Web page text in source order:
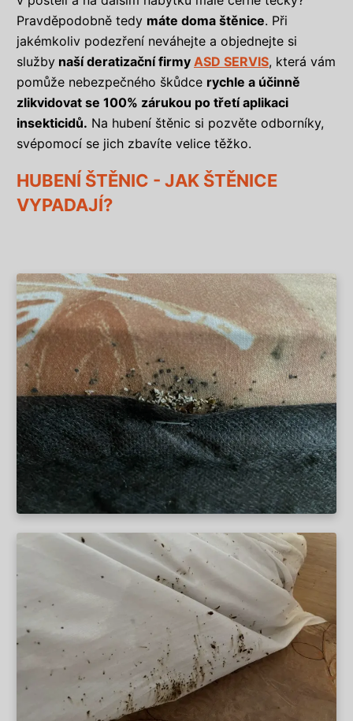
Pravděpodobně tedy máte doma štěnice. Při
jakémkoliv podezření neváhejte a objednejte si
služby naší deratizační firmy ASD SERVIS, která vám
pomůže nebezpečného škůdce rychle a účinně
zlikvidovat se 100% zárukou po třetí aplikaci
insekticidů. Na hubení štěnic si pozvěte odborníky,
svépomocí se jich zbavíte velice těžko.
HUBENÍ ŠTĚNIC - JAK ŠTĚNICE
VYPADAJÍ?